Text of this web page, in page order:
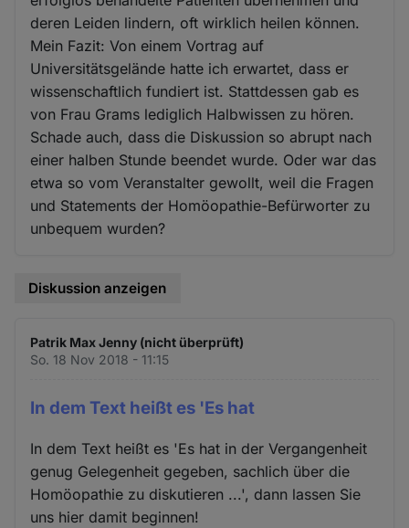
deren Leiden lindern, oft wirklich heilen können.
Mein Fazit: Von einem Vortrag auf
Universitätsgelände hatte ich erwartet, dass er
wissenschaftlich fundiert ist. Stattdessen gab es
von Frau Grams lediglich Halbwissen zu hören.
Schade auch, dass die Diskussion so abrupt nach
einer halben Stunde beendet wurde. Oder war das
etwa so vom Veranstalter gewollt, weil die Fragen
und Statements der Homöopathie-Befürworter zu
unbequem wurden?
Diskussion anzeigen
Patrik Max Jenny (nicht überprüft)
So. 18 Nov 2018 - 11:15
In dem Text heißt es 'Es hat
In dem Text heißt es 'Es hat in der Vergangenheit
genug Gelegenheit gegeben, sachlich über die
Homöopathie zu diskutieren ...', dann lassen Sie
uns hier damit beginnen!